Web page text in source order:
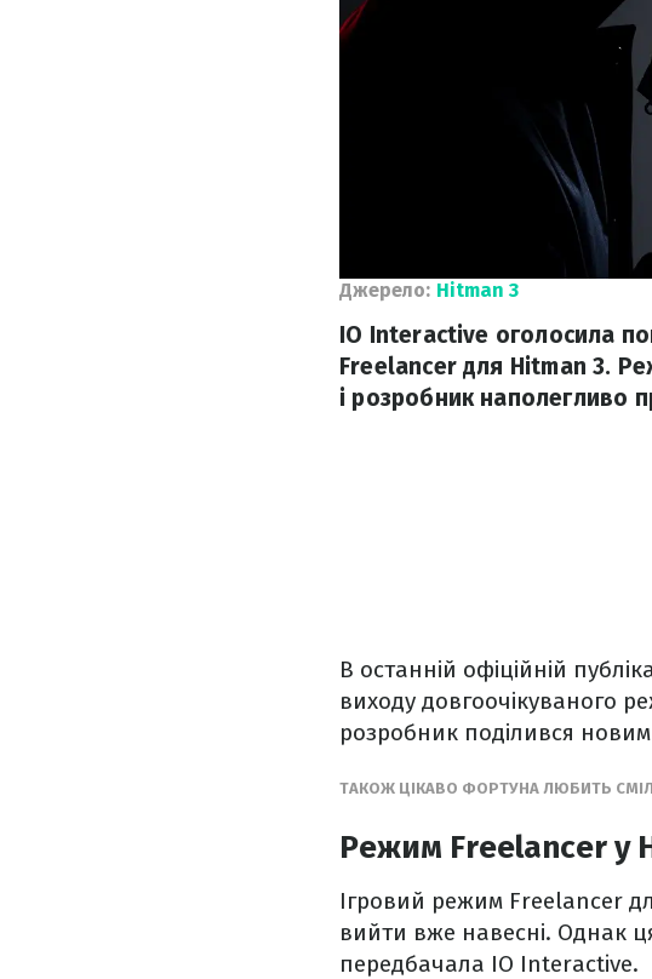
Джерело: Hitman 3
IO Interactive оголосила
Freelancer для Hitman 3.
і розробник наполегливо
В останній офіційній
виходу довгоочікуваного
розробник поділився
ТАКОЖ ЦІКАВО ФОРТУНА ЛЮБИТЬ
Режим Freelancer у
Ігровий режим Freelancer
вийти вже навесні. Однак
передбачала IO Interactive.